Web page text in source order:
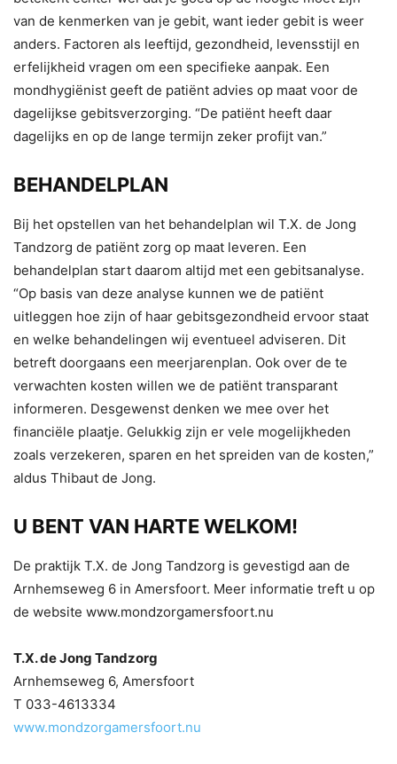
van de kenmerken van je gebit, want ieder gebit is weer
anders. Factoren als leeftijd, gezondheid, levensstijl en
erfelijkheid vragen om een specifieke aanpak. Een
mondhygiënist geeft de patiënt advies op maat voor de
dagelijkse gebitsverzorging. “De patiënt heeft daar
dagelijks en op de lange termijn zeker profijt van.”
BEHANDELPLAN
Bij het opstellen van het behandelplan wil T.X. de Jong
Tandzorg de patiënt zorg op maat leveren. Een
behandelplan start daarom altijd met een gebitsanalyse.
“Op basis van deze analyse kunnen we de patiënt
uitleggen hoe zijn of haar gebitsgezondheid ervoor staat
en welke behandelingen wij eventueel adviseren. Dit
betreft doorgaans een meerjarenplan. Ook over de te
verwachten kosten willen we de patiënt transparant
informeren. Desgewenst denken we mee over het
financiële plaatje. Gelukkig zijn er vele mogelijkheden
zoals verzekeren, sparen en het spreiden van de kosten,”
aldus Thibaut de Jong.
U BENT VAN HARTE WELKOM!
De praktijk T.X. de Jong Tandzorg is gevestigd aan de
Arnhemseweg 6 in Amersfoort. Meer informatie treft u op
de website www.mondzorgamersfoort.nu
T.X. de Jong Tandzorg
Arnhemseweg 6, Amersfoort
T 033-4613334
www.mondzorgamersfoort.nu